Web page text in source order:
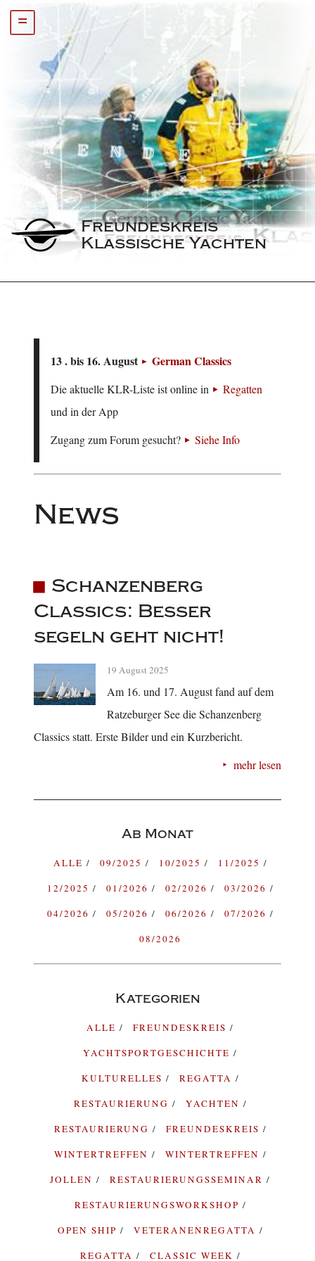
=
Freundeskreis
Klassische Yachten
13 . bis 16. August German Classics
Die aktuelle KLR-Liste ist online in
Regatten
und in der App
Zugang zum Forum gesucht?
Siehe Info
News
Schanzenberg
Classics: Besser
segeln geht nicht!
19 August 2025
Am 16. und 17. August fand auf dem
Ratzeburger See die Schanzenberg
Classics statt. Erste Bilder und ein Kurzbericht.
mehr lesen
Ab Monat
ALLE 09/2025 10/2025
11/2025
12/2025
01/2026 02/2026
03/2026
04/2026
05/2026 06/2026
07/2026
08/2026
Kategorien
ALLE
FREUNDESKREIS
YACHTSPORTGESCHICHTE
KULTURELLES
REGATTA
RESTAURIERUNG
YACHTEN
RESTAURIERUNG
FREUNDESKREIS
WINTERTREFFEN
WINTERTREFFEN
JOLLEN
RESTAURIERUNGSSEMINAR
RESTAURIERUNGSWORKSHOP
OPEN SHIP
VETERANENREGATTA
REGATTA
CLASSIC WEEK